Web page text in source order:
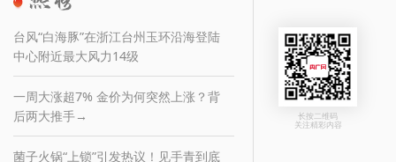
台风“白海豚”在浙江台州玉环沿海登陆
中心附近最大风力14级
一周大涨超7% 金价为何突然上涨？背
后两大推手→
菌子火锅“上锁”引发热议！见手青到底
长按二维码
关注精彩内容